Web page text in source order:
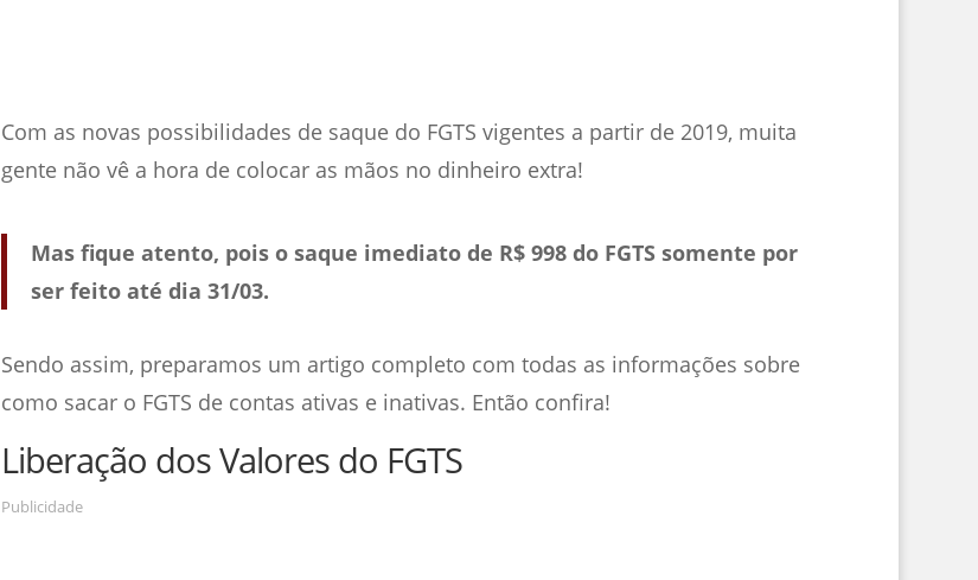
Com as novas possibilidades de saque do FGTS vigentes a partir de 2019, muita
gente não vê a hora de colocar as mãos no dinheiro extra!
Mas fique atento, pois o saque imediato de R$ 998 do FGTS somente por
ser feito até dia 31/03.
Sendo assim, preparamos um artigo completo com todas as informações sobre
como sacar o FGTS de contas ativas e inativas. Então confira!
Liberação dos Valores do FGTS
Publicidade